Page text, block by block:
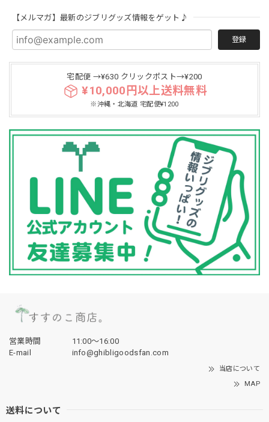
【メルマガ】最新のジブリグッズ情報をゲット♪
登録
宅配便 →¥630 クリックポスト→¥200
¥10,000円以上送料無料
※沖縄・北海道 宅配便¥1200
営業時間
11:00〜16:00
E-mail
info@ghibligoodsfan.com
当店について
MAP
送料について